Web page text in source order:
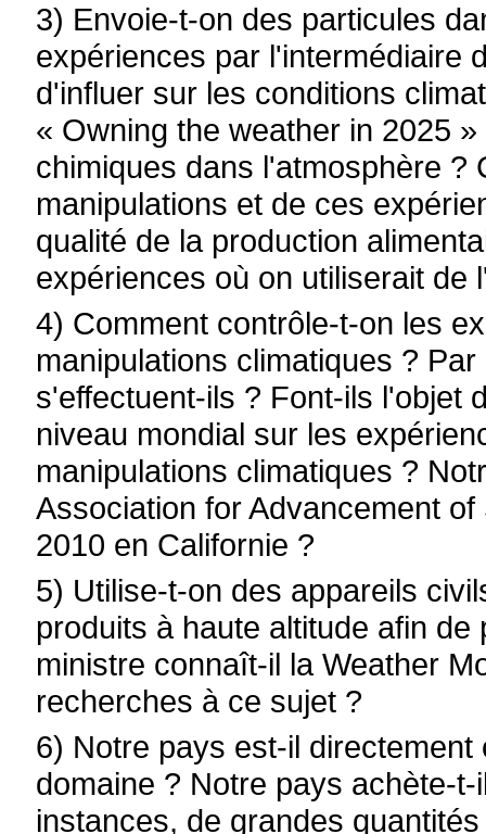
3) Envoie-t-on des particules
expériences par l'intermédiaire
d'influer sur les conditions
« Owning the weather in 2025
chimiques dans l'atmosphère ?
manipulations et de ces
qualité de la production
expériences où on utiliserait de
4) Comment contrôle-t-on les
manipulations climatiques ?
s'effectuent-ils ? Font-ils l'objet
niveau mondial sur les
manipulations climatiques ?
Association for Advancement
2010 en Californie ?
5) Utilise-t-on des appareils
produits à haute altitude afin
ministre connaît-il la Weather
recherches à ce sujet ?
6) Notre pays est-il
domaine ? Notre pays achète-
instances, de grandes